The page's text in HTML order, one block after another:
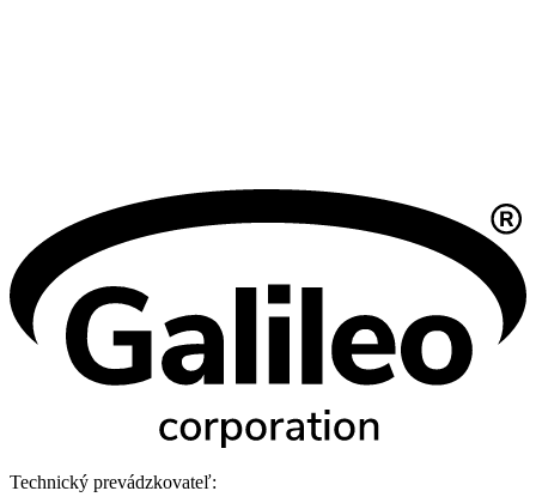
Technický prevádzkovateľ: